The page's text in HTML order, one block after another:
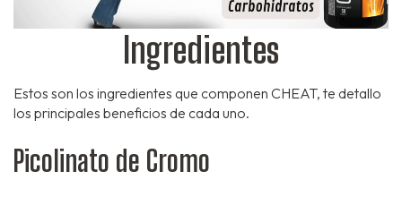
Ingredientes
Estos son los ingredientes que componen CHEAT, te detallo
los principales beneficios de cada uno.
Picolinato de Cromo